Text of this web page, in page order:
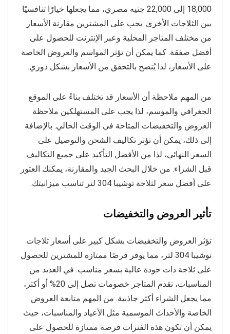
18,000 إلى 22,000 جنيه مصري، مما يجعلها خيارًا تنافسيًا
بين الثلاجات الأخرى. يجب على المشترين مقارنة الأسعار
من مختلف المتاجر المحلية وعبر الإنترنت للحصول على
أفضل صفقة. كما يمكن أن تؤثر المواسم والعروض الخاصة
على الأسعار، لذا يُنصح بالتحقق من الأسعار بشكل دوري.
من المهم ملاحظة أن الأسعار قد تختلف بناءً على الموقع
الجغرافي والموسم، لذا يجب على المستهلكين ملاحظة
العروض والتخفيضات المتاحة في الوقت الحالي. بالإضافة
إلى ذلك، يمكن أن تؤثر تكاليف الشحن والتوصيل على
السعر النهائي، لذا من الأفضل التأكيد على جميع التكاليف
قبل الشراء. من خلال البحث الجيد والمقارنة، يمكنك العثور
على أفضل سعر لثلاجة توشيبا 304 لتر تناسب ميزانيتك.
تأثير العروض والتخفيضات
تؤثر العروض والتخفيضات بشكل كبير على أسعار ثلاجات
توشيبا 304 لتر، مما يوفر فرصًا ممتازة للمشترين للحصول
على ثلاجة ذات جودة عالية بسعر مناسب. في العديد من
المناسبات، تقدم المتاجر خصومات تصل إلى 20% أو أكثر،
مما يجعل الشراء أكثر جاذبية. من المهم متابعة العروض
الخاصة والأحداث الموسمية مثل الأعياد والمناسبات، حيث
يمكن أن تكون هذه الفترات فرصة ممتازة للحصول على